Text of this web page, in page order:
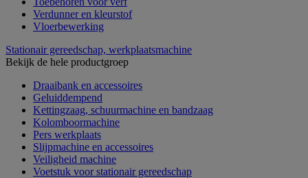
Verdunner en kleurstof
Vloerbewerking
Stationair gereedschap, werkplaatsmachine
Bekijk de hele productgroep
Draaibank en accessoires
Geluiddempend
Kettingzaag, schuurmachine en bandzaag
Kolomboormachine
Pers werkplaats
Slijpmachine en accessoires
Veiligheid machine
Voetstuk voor stationair gereedschap